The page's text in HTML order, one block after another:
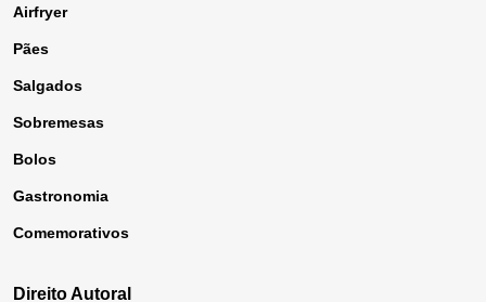
Airfryer
Pães
Salgados
Sobremesas
Bolos
Gastronomia
Comemorativos
Direito Autoral